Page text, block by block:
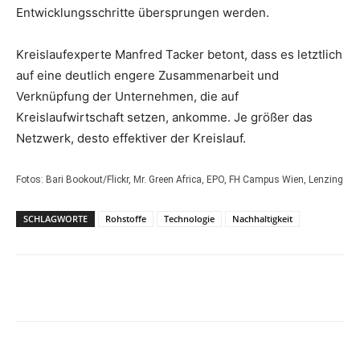
Entwicklungsschritte übersprungen werden.
Kreislaufexperte Manfred Tacker betont, dass es letztlich
auf eine deutlich engere Zusammenarbeit und
Verknüpfung der Unternehmen, die auf
Kreislaufwirtschaft setzen, ankomme. Je größer das
Netzwerk, desto effektiver der Kreislauf.
Fotos: Bari Bookout/Flickr, Mr. Green Africa, EPO, FH Campus Wien, Lenzing
SCHLAGWORTE Rohstoffe Technologie Nachhaltigkeit